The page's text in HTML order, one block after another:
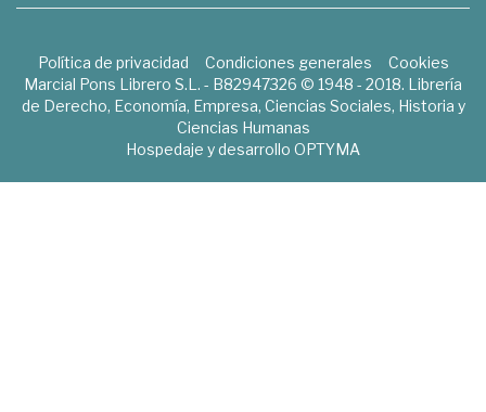
Política de privacidad Condiciones generales
Cookies
Marcial Pons Librero S.L. - B82947326 © 1948 - 2018. Librería
de Derecho, Economía, Empresa, Ciencias Sociales, Historia y
Ciencias Humanas
Hospedaje y desarrollo OPTYMA